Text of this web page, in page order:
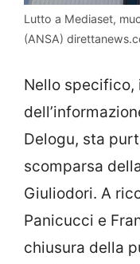
Lutto a Mediaset,
(ANSA)
Nello
Delogu, sta
scomparsa
Giuliodori. A
Panicucci e
chiusura della